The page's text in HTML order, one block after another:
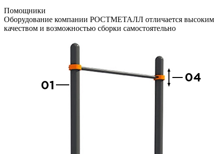
Помощники
Оборудование компании РОСТМЕТАЛЛ отличается высоким
качеством и возможностью сборки самостоятельно